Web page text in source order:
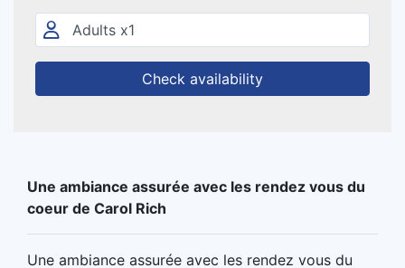
Check availability
Une ambiance assurée avec les rendez vous du
coeur de Carol Rich
Une ambiance assurée avec les rendez vous du